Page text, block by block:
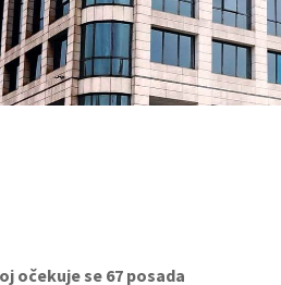
očekuje se 67 posada